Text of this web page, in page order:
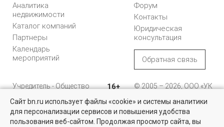
Квартиры на вторичном рынке
Аналитика
недвижимости
Каталог компаний
Партнеры
Календарь
мероприятий
Форум
Контакты
Юридическая
консультация
Обратная связь
Учредитель - Общество
ответственностью
"Управляющая
компания "Бюллетень
16+
© 2005 – 2026, ООО «УК
196105, Санкт-
Петербург, пр. Юрия
Сайт bn.ru использует файлы «cookie» и системы аналитики
для персонализации сервисов и повышения удобства
пользования веб-сайтом. Продолжая просмотр сайта, вы